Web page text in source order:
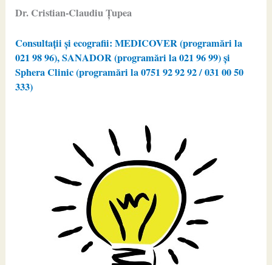
Dr. Cristian-Claudiu Ţupea
Consultații și ecografii: MEDICOVER (programări la
021 98 96), SANADOR (programări la 021 96 99) și
Sphera Clinic (programări la 0751 92 92 92 / 031 00 50
333)